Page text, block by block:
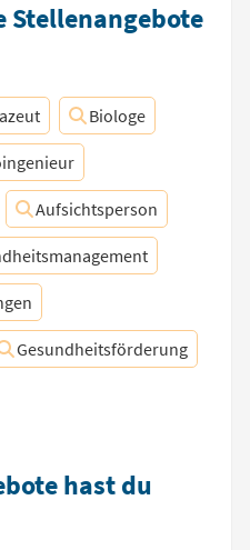
Stellenangebote
Biologe
Aufsichtsperson
Gesundheitsförderung
hast du